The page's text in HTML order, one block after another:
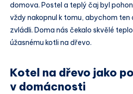
domova. Postel a teplý čaj byl
vždy nakopnul k tomu, abychom ten
zvládli. Doma nás čekalo skvělé
úžasnému kotli na dřevo.
Kotel na dřevo jako
v domácnosti